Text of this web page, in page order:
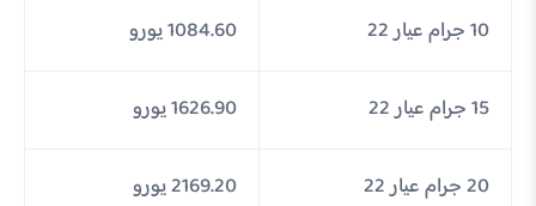
10 جرام عيار 22 1084.60 يورو
15 جرام عيار 22 1626.90 يورو
20 جرام عيار 22 2169.20 يورو